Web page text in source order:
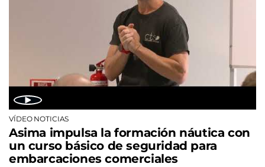
VÍDEO NOTICIAS
Asima impulsa la formación náutica con
un curso básico de seguridad para
embarcaciones comerciales